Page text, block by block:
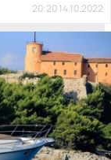
20:20 14.10.2022